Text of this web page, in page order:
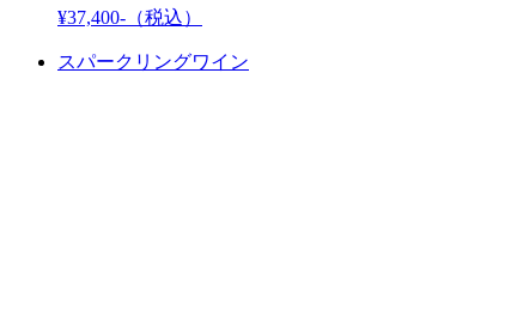
¥37,400- （税込）
スパークリングワイン